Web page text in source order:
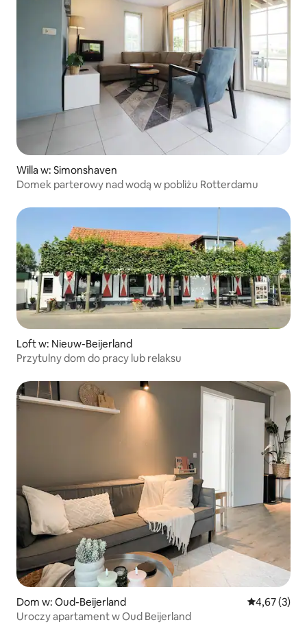
Willa w: Simonshaven
Domek parterowy nad wodą w pobliżu Rotterdamu
Loft w: Nieuw-Beijerland
Przytulny dom do pracy lub relaksu
Dom w: Oud-Beijerland Średnia
4,67 (3)
Uroczy apartament w Oud Beijerland